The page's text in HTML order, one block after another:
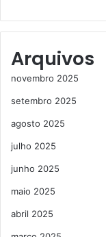
Arquivos
novembro 2025
setembro 2025
agosto 2025
julho 2025
junho 2025
maio 2025
abril 2025